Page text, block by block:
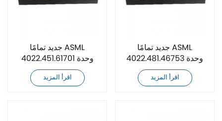
جديد تمامًا ASML
4022.451.61701 وحدة
التحكم في طاقة الليزر
اقرأ المزيد
جديد تمامًا ASML
4022.481.46753 وحدة
التحكم في طاقة الليزر
اقرأ المزيد